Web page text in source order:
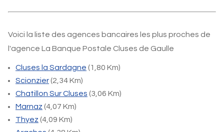
Voici la liste des agences bancaires les plus proches de
l'agence La Banque Postale Cluses de Gaulle
Cluses la Sardagne (1,80 Km)
Scionzier(2,34 Km)
Chatillon Sur Cluses (3,06 Km)
Marnaz (4,07 Km)
Thyez (4,09 Km)